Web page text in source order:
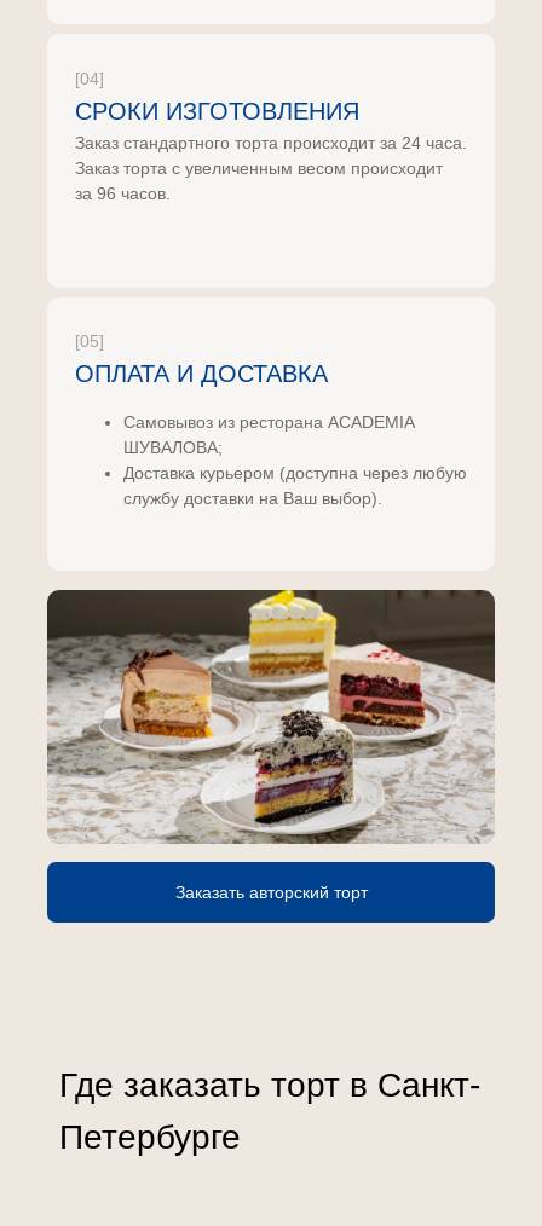
[04]
СРОКИ ИЗГОТОВЛЕНИЯ
Заказ стандартного торта происходит за 24 часа.
Заказ торта с увеличенным весом происходит
за 96 часов.
[05]
ОПЛАТА И ДОСТАВКА
Самовывоз из ресторана ACADEMIA
ШУВАЛОВА;
Доставка курьером (доступна через любую
службу доставки на Ваш выбор).
Заказать авторский торт
Где заказать торт в Санкт-
Петербурге